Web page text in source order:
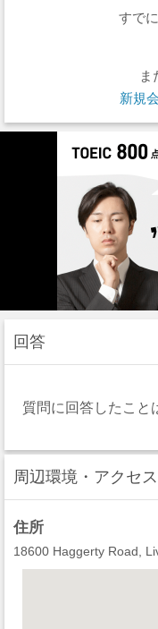
すで
ま
新規
回答
質問に回答したこと
周辺環境・アクセス
住所
18600 Haggerty Road,